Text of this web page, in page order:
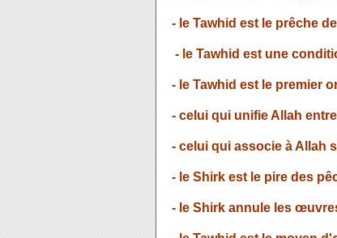
- le Tawhid est le prêche
- le Tawhid est une
- le Tawhid est le premier
- celui qui unifie Allah
- celui qui associe à Allah
- le Shirk est le pire des
- le Shirk annule les